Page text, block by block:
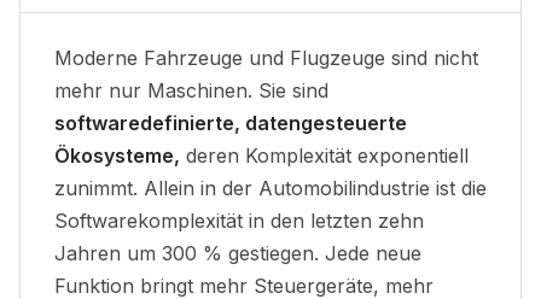
Moderne Fahrzeuge und Flugzeuge sind nicht
mehr nur Maschinen. Sie sind
softwaredefinierte, datengesteuerte
Ökosysteme, deren Komplexität exponentiell
zunimmt. Allein in der Automobilindustrie ist die
Softwarekomplexität in den letzten zehn
Jahren um 300 % gestiegen. Jede neue
Funktion bringt mehr Steuergeräte, mehr